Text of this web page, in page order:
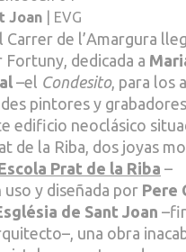
Joan | EVG
de l’Amargura
Fortuny, dedicada a
–el Condesito, para los
pintores y
edificio neoclásico
de la Riba, dos joyas
Prat de la Riba –
y diseñada por Pere
de Sant Joan
una obra